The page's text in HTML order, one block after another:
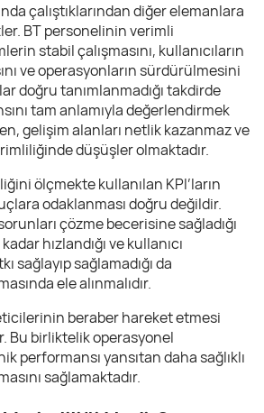
çalıştıklarından diğer elemanlara
BT personelinin verimli
stabil çalışmasını, kullanıcıların
ve operasyonların sürdürülmesini
doğru tanımlanmadığı takdirde
tam anlamıyla değerlendirmek
gelişim alanları netlik kazanmaz ve
düşüşler olmaktadır.
ölçmekte kullanılan KPI’ların
odaklanması doğru değildir.
çözme becerisine sağladığı
hızlandığı ve kullanıcı
sağlayıp sağlamadığı da
ele alınmalıdır.
beraber hareket etmesi
Bu birliktelik operasyonel
performansı yansıtan daha sağlıklı
sağlamaktadır.